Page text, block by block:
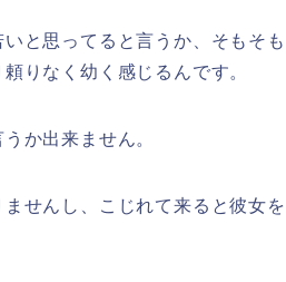
と思ってると言うか、そもそも
りなく幼く感じるんです。
か出来ません。
せんし、こじれて来ると彼女を